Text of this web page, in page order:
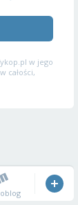
w jego
całości,